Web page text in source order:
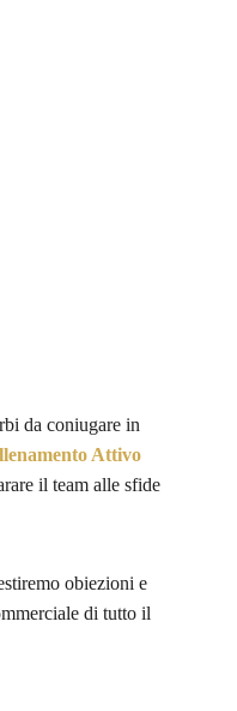
da coniugare in
Attivo
il team alle sfide
obiezioni e
di tutto il